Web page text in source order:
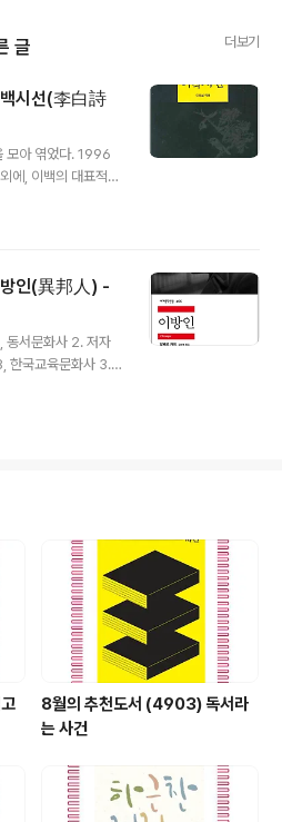
글 더보기
시선(李白詩
모아 엮었다. 1996
에, 이백의 대표적
구성되어 있다. 출처
의 시를 다시 펴내
청평조사 2 청평조
산중 오사모 경정산
대작 달에 묻노니 장
밤 오송산 밑에서
에서 2.....
인(異邦人) -
동서문화사 2. 저자
한국교육문화사 3.
작품 해설 - 김화영
8월의 추천도서 (4903) 독서라
는 사건